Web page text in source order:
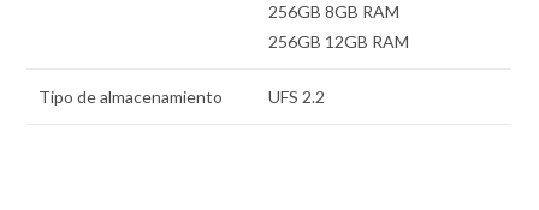
256GB 8GB RAM
256GB 12GB RAM
Tipo de almacenamiento UFS 2.2